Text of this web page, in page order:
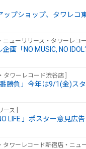
ップショップ、タワレコ
ューリリース・タワーレコー
画「NO MUSIC, NO
ワーレコード渋谷店 ]
勝負」今年は9/1(金)スタ
ス ]
LIFE.」ポスター意見広
ワーレコード新宿店・ニュー